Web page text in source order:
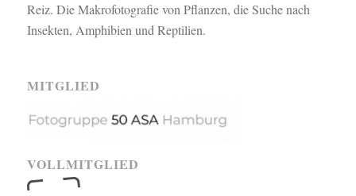
Reiz. Die Makrofotografie von Pflanzen, die Suche nach
Insekten, Amphibien und Reptilien.
MITGLIED
VOLLMITGLIED